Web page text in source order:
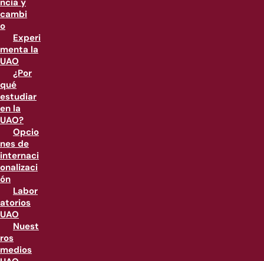
ncia y
cambi
o
Experi
menta la
UAO
¿Por
qué
estudiar
en la
UAO?
Opcio
nes de
internaci
onalizaci
ón
Labor
atorios
UAO
Nuest
ros
medios